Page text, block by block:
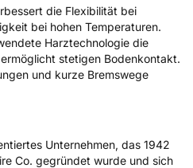
die Flexibilität bei
bei hohen Temperaturen.
Harztechnologie die
stetigen Bodenkontakt.
und kurze Bremswege
Unternehmen, das 1942
Co. gegründet wurde und sich